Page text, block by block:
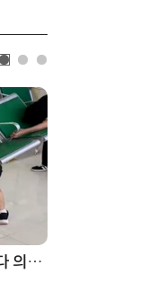
진정한 우정?…친구 구하려다 둘 다 의자 틈에 목이 낀 순간